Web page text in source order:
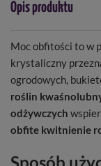
Opis produktu
Moc obfitości to w
krystaliczny
ogrodowych,
roślin
odżywczych
obfite kwitnienie